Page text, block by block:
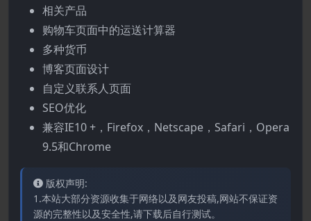
相关产品
购物车页面中的运送计算器
多种货币
博客页面设计
自定义联系人页面
SEO优化
兼容IE10 +，Firefox，Netscape，Safari，Opera
9.5和Chrome
版权声明:
1.本站大部分资源收集于网络以及网友投稿,网站不保证资
源的完整性以及安全性,请下载后自行测试。